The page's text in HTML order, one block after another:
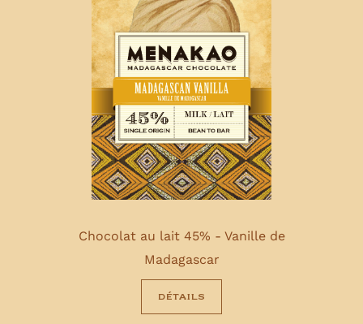
Chocolat au lait 45% - Vanille de
Madagascar
détails